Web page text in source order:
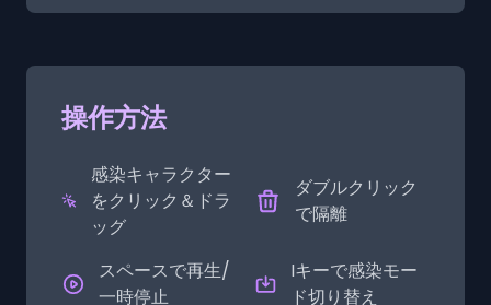
操作方法
感染キャラクター
をクリック＆ドラ
ッグ
ダブルクリック
で隔離
スペースで再生/
一時停止
Iキーで感染モー
ド切り替え